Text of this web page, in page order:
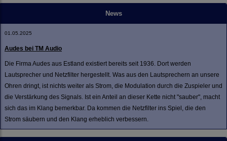
News
01.05.2025
Audes bei TM Audio
Die Firma Audes aus Estland existiert bereits seit 1936. Dort werden
Lautsprecher und Netzfilter hergestellt. Was aus den Lautsprechern an unsere
Ohren dringt, ist nichts weiter als Strom, die Modulation durch die Zuspieler und
die Verstärkung des Signals. Ist ein Anteil an dieser Kette nicht "sauber", macht
sich das im Klang bemerkbar. Da kommen die Netzfilter ins Spiel, die den
Strom säubern und den Klang erheblich verbessern.